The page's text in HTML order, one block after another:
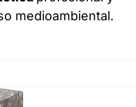
medioambiental.